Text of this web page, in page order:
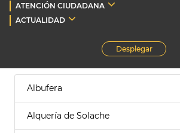
ATENCIÓN CIUDADANA
ACTUALIDAD
Desplegar
Albufera
Alquería de Solache